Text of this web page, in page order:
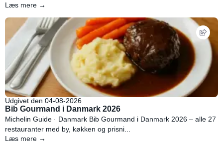
Læs mere →
Udgivet den 04-08-2026
Bib Gourmand i Danmark 2026
Michelin Guide · Danmark Bib Gourmand i Danmark 2026 – alle 27
restauranter med by, køkken og prisni...
Læs mere →